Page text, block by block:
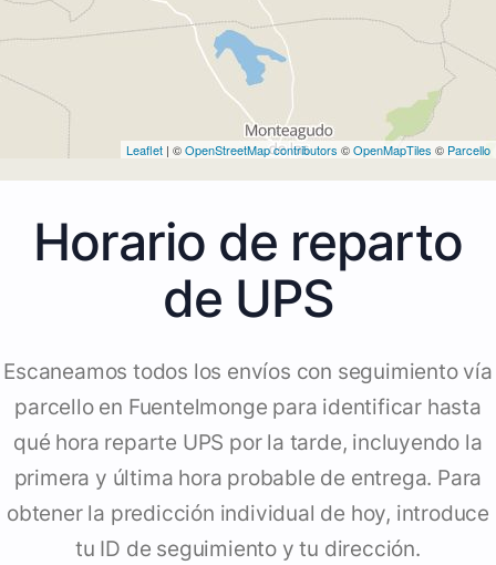
Leaflet | ©OpenStreetMap contributors ©OpenMapTiles © Parcello
Horario de reparto
de UPS
Escaneamos todos los envíos con seguimiento vía
parcello en Fuentelmonge para identificar hasta
qué hora reparte UPS por la tarde, incluyendo la
primera y última hora probable de entrega. Para
obtener la predicción individual de hoy, introduce
tu ID de seguimiento y tu dirección.